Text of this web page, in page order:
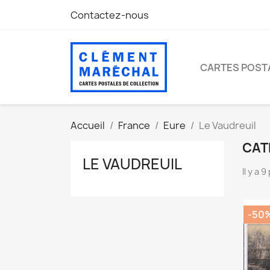
Contactez-nous
CARTES
Accueil France Eure Le Vaudreuil
LE VAUDREUIL Il y a
-